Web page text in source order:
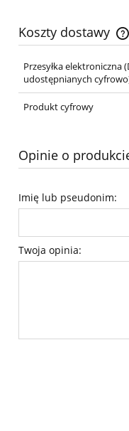
Koszty dostawy
Cena nie zawiera
Przesyłka elektroniczna
udostępnianych
Produkt cyfrowy
Opinie o
Imię lub pseudonim:
Twoja opinia: